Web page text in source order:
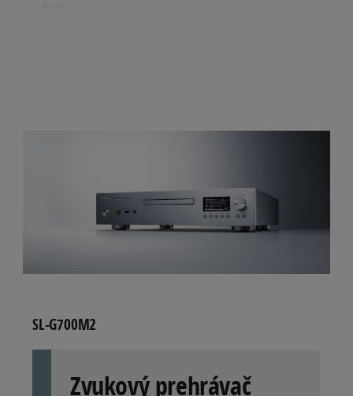
Vysoko presný koherentný DAC
Chromecast| Deezer|Google Assistant
|
Internetové rádio
|Spotify Connect
Farba
SL-G700M2
Zvukový prehrávač